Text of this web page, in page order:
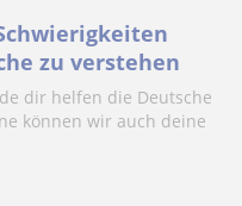
zu verstehen
dir helfen die Deutsche
können wir auch deine